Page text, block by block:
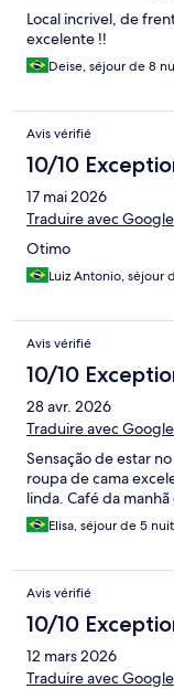
Local incrivel, de
excelente !!
Deise, séjour de 8
Avis vérifié
10/10
17 mai 2026
Traduire avec Google
Otimo
Luiz Antonio, séjour
Avis vérifié
10/10
28 avr. 2026
Traduire avec Google
Sensação de estar
roupa de cama
linda. Café da
Elisa, séjour de 5
Avis vérifié
10/10
12 mars 2026
Traduire avec Google